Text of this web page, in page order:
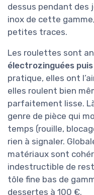
dessus pendant des
inox de cette
petites traces.
Les roulettes sont
électrozinguées
pratique, elles ont
elles roulent bien
parfaitement lisse.
genre de pièce qui
temps (rouille,
rien à signaler.
matériaux sont
indestructible de
tôle fine bas de
dessertes à 100 €.